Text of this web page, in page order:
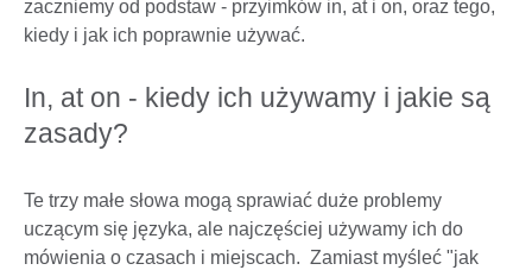
zaczniemy od podstaw - przyimków in, at i on, oraz tego,
kiedy i jak ich poprawnie używać.
In, at on - kiedy ich używamy i jakie są
zasady?
Te trzy małe słowa mogą sprawiać duże problemy
uczącym się języka, ale najczęściej używamy ich do
mówienia o czasach i miejscach. Zamiast myśleć "jak